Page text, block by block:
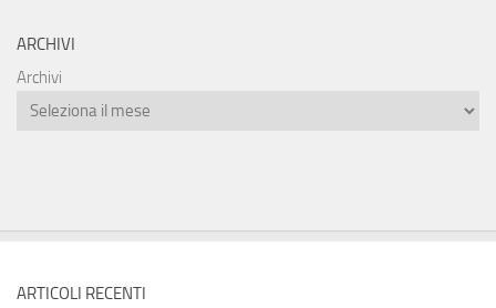
ARCHIVI
Archivi
ARTICOLI RECENTI